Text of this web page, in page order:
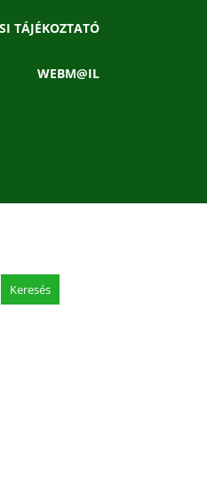
TÁJÉKOZTATÓ
WEBM@IL